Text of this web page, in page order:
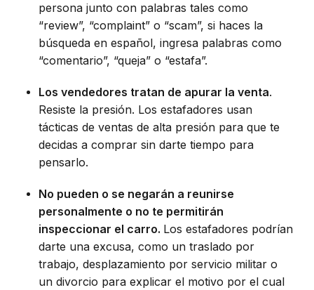
persona junto con palabras tales como
“review”, “complaint” o “scam”, si haces la
búsqueda en español, ingresa palabras como
“comentario”, “queja” o “estafa”.
Los vendedores tratan de apurar la venta.
Resiste la presión. Los estafadores usan
tácticas de ventas de alta presión para que te
decidas a comprar sin darte tiempo para
pensarlo.
No pueden o se negarán a reunirse
personalmente o no te permitirán
inspeccionar el carro. Los estafadores podrían
darte una excusa, como un traslado por
trabajo, desplazamiento por servicio militar o
un divorcio para explicar el motivo por el cual